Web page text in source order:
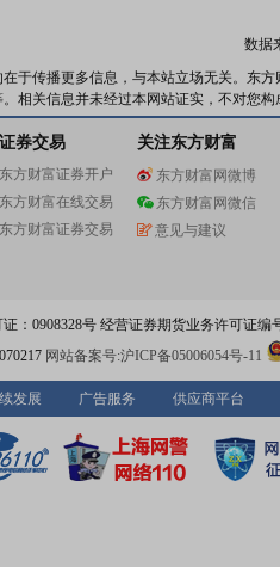
数据
于传播更多信息，与本站立场无关。东
相关信息并未经过本网站证实，不对您
证券交易
东方财富证券开户
东方财富在线交易
东方财富证券交易
关注东方财富
东方财富网微博
东方财富网微信
意见与建议
：0908328号 经营证券期货业务许可证编
网站备案号:沪ICP备05006054号-11
发展 广告服务 供应商平台